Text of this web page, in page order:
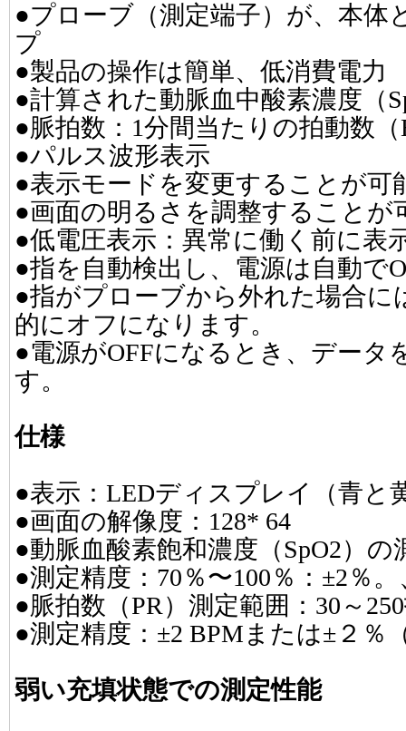
●プローブ（測定端子）が、本体
プ
●製品の操作は簡単、低消費電力
●計算された動脈血中酸素濃度（
●脈拍数：1分間当たりの拍動数
●パルス波形表示
●表示モードを変更することが可
●画面の明るさを調整することが
●低電圧表示：異常に働く前に表
●指を自動検出し、電源は自動で
●指がプローブから外れた場合に
的にオフになります。
●電源がOFFになるとき、データ
す。
仕様
●表示：LEDディスプレイ（青と
●画面の解像度：128* 64
●動脈血酸素飽和濃度（SpO2）の
●測定精度：70％〜100％：±2％
●脈拍数（PR）測定範囲：30～
●測定精度：±2 BPMまたは±２％
弱い充填状態での測定性能